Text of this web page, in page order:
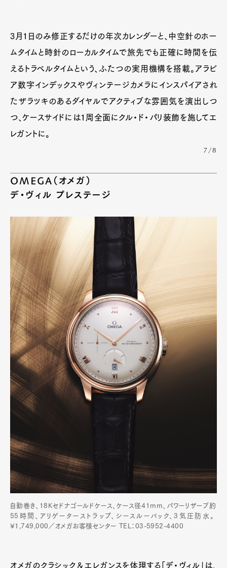
3月1日のみ修正するだけの年次カレンダーと、中空針のホー
ムタイムと時針のローカルタイムで旅先でも正確に時間を伝
えるトラベルタイムという、ふたつの実用機構を搭載。アラビ
ア数字インデックスやヴィンテージカメラにインスパイアされ
たザラツキのあるダイヤルでアクティブな雰囲気を演出しつ
つ、ケースサイドには1周全面にクル・ド・パリ装飾を施してエ
レガントに。
7/8
OMEGA（オメガ）
デ・ヴィル プレステージ
自動巻き、18Kセドナゴールドケース、ケース径41mm、パワーリザーブ約
55時間、アリゲーターストラップ、シースルーバック、3気圧防水。
¥1,749,000／オメガお客様センター TEL：03-5952-4400
オメガのクラシック＆エレガンスを体現する「デ・ヴィル」は、